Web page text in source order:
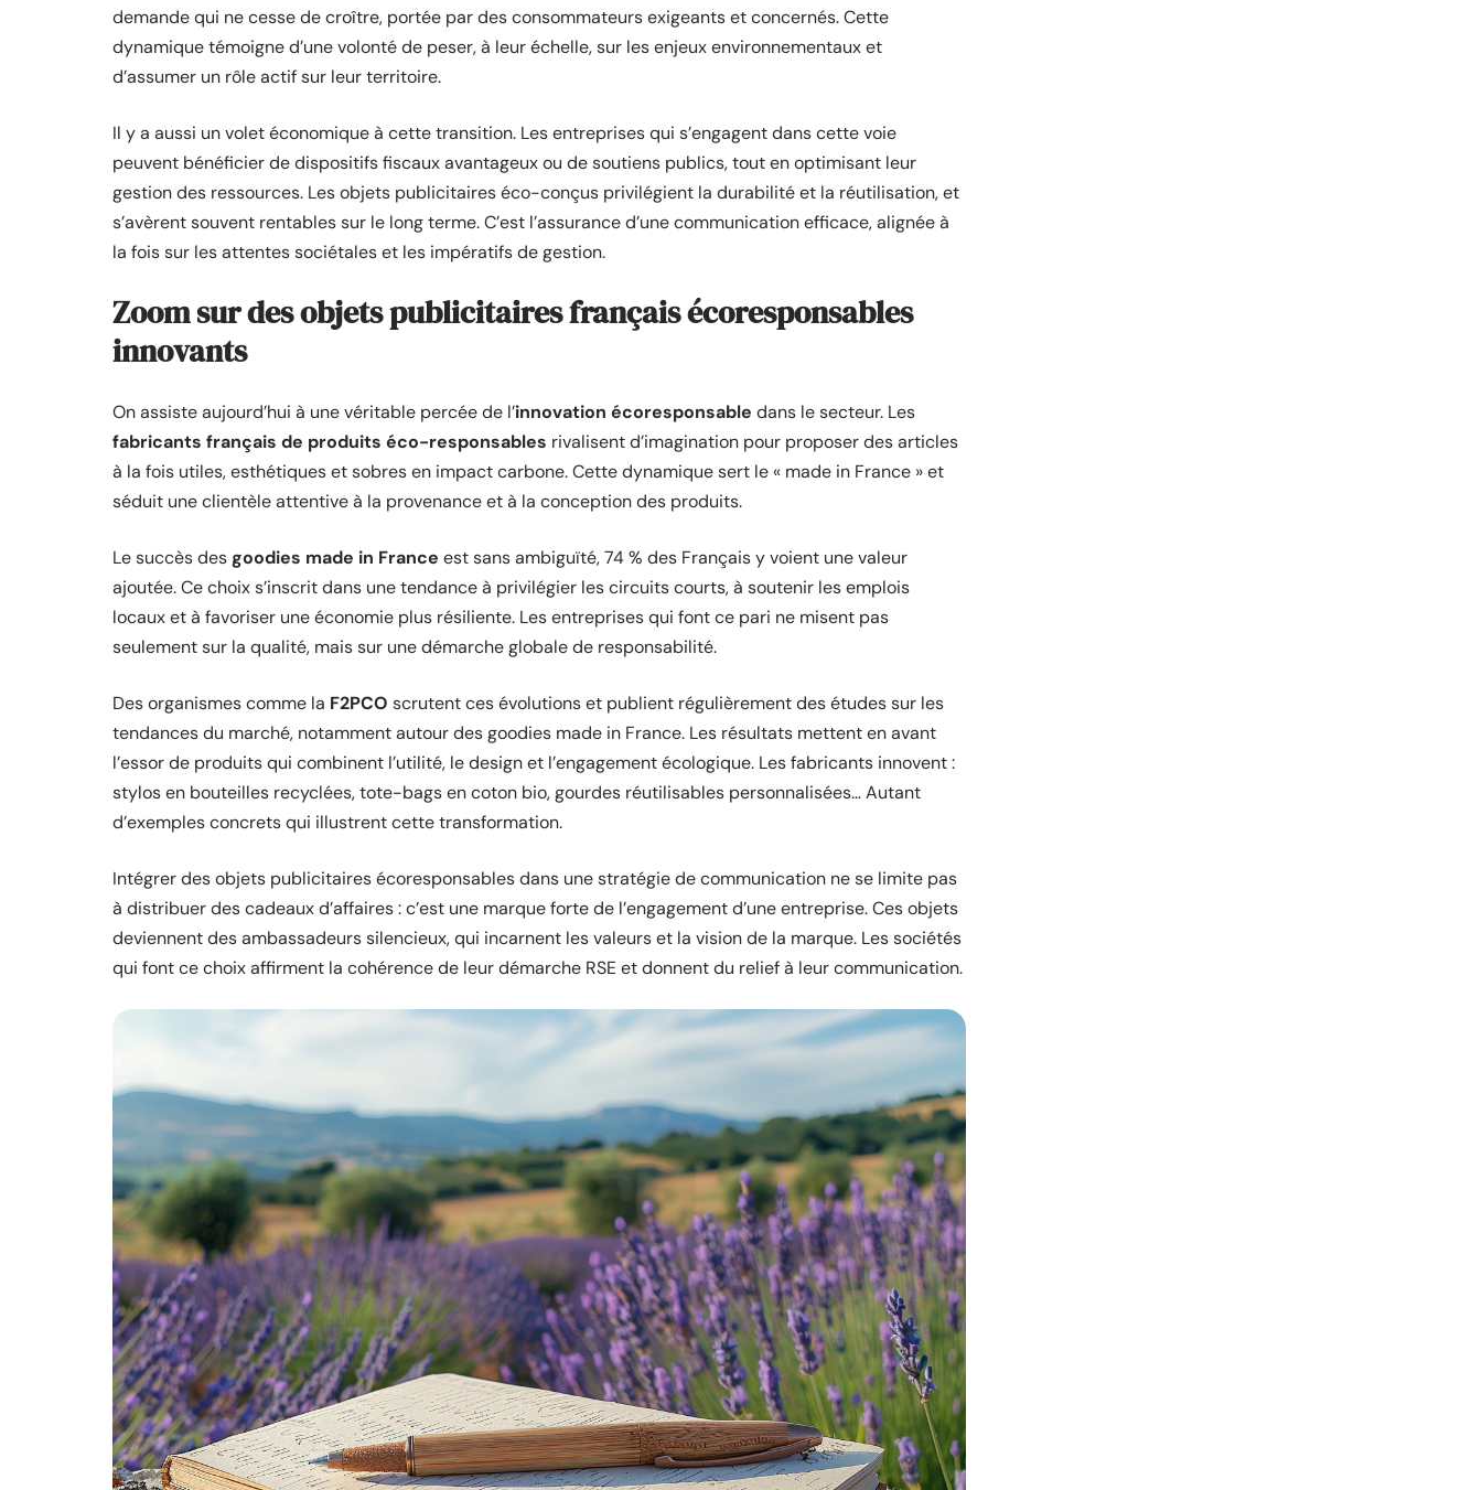
demande qui ne cesse de croître, portée par des consommateurs exigeants et concernés. Cette
dynamique témoigne d’une volonté de peser, à leur échelle, sur les enjeux environnementaux et
d’assumer un rôle actif sur leur territoire.
Il y a aussi un volet économique à cette transition. Les entreprises qui s’engagent dans cette voie
peuvent bénéficier de dispositifs fiscaux avantageux ou de soutiens publics, tout en optimisant leur
gestion des ressources. Les objets publicitaires éco-conçus privilégient la durabilité et la réutilisation, et
s’avèrent souvent rentables sur le long terme. C’est l’assurance d’une communication efficace, alignée à
la fois sur les attentes sociétales et les impératifs de gestion.
Zoom sur des objets publicitaires français écoresponsables
innovants
On assiste aujourd’hui à une véritable percée de l’innovation écoresponsable dans le secteur. Les
fabricants français de produits éco-responsables rivalisent d’imagination pour proposer des articles
à la fois utiles, esthétiques et sobres en impact carbone. Cette dynamique sert le « made in France » et
séduit une clientèle attentive à la provenance et à la conception des produits.
Le succès desgoodies made in France est sans ambiguïté, 74 % des Français y voient une valeur
ajoutée. Ce choix s’inscrit dans une tendance à privilégier les circuits courts, à soutenir les emplois
locaux et à favoriser une économie plus résiliente. Les entreprises qui font ce pari ne misent pas
seulement sur la qualité, mais sur une démarche globale de responsabilité.
Des organismes comme la F2PCO scrutent ces évolutions et publient régulièrement des études sur les
tendances du marché, notamment autour des goodies made in France. Les résultats mettent en avant
l’essor de produits qui combinent l’utilité, le design et l’engagement écologique. Les fabricants innovent :
stylos en bouteilles recyclées, tote-bags en coton bio, gourdes réutilisables personnalisées… Autant
d’exemples concrets qui illustrent cette transformation.
Intégrer des objets publicitaires écoresponsables dans une stratégie de communication ne se limite pas
à distribuer des cadeaux d’affaires : c’est une marque forte de l’engagement d’une entreprise. Ces objets
deviennent des ambassadeurs silencieux, qui incarnent les valeurs et la vision de la marque. Les sociétés
qui font ce choix affirment la cohérence de leur démarche RSE et donnent du relief à leur communication.